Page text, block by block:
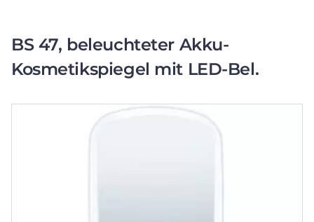
BS 47, beleuchteter Akku-
Kosmetikspiegel mit LED-Bel.